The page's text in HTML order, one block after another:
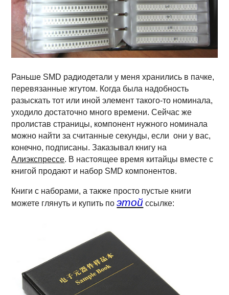
Раньше SMD радиодетали у меня хранились в пачке,
перевязанные жгутом. Когда была надобность
разыскать тот или иной элемент такого-то номинала,
уходило достаточно много времени. Сейчас же
пролистав страницы, компонент нужного номинала
можно найти за считанные секунды, если они у вас,
конечно, подписаны. Заказывал книгу на
Алиэкспрессе. В настоящее время китайцы вместе с
книгой продают и набор SMD компонентов.
Книги с наборами, а также просто пустые книги
можете глянуть и купить поэтой ссылке: